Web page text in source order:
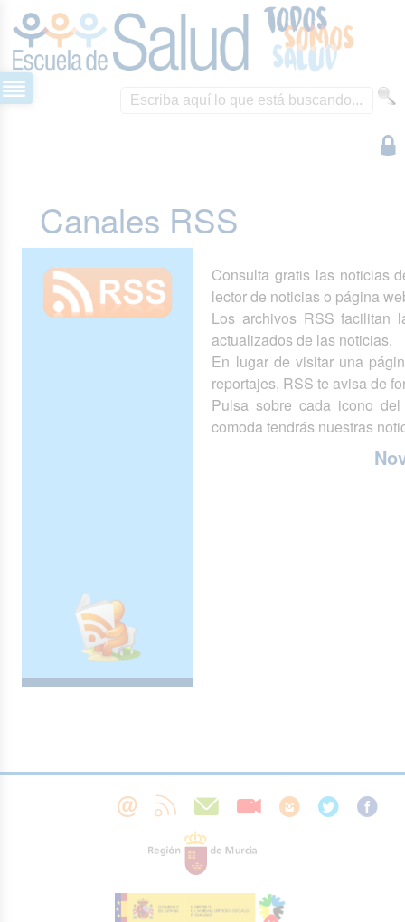
Canales RSS
Consulta gratis las noticias
lector de noticias o página
Los archivos RSS facilitan
actualizados de las noticias.
En lugar de visitar una
reportajes, RSS te avisa de
Pulsa sobre cada icono
comoda tendrás nuestras